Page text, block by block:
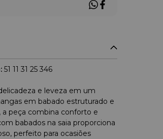
51 11 31 25 346
e leveza em um
em babado estruturado e
peça combina conforto e
babados na saia proporciona
perfeito para ocasiões